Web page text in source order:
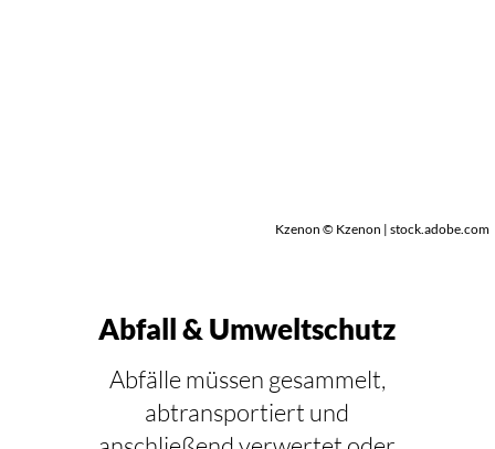
Kzenon © Kzenon | stock.adobe.com
Abfall & Umweltschutz
Abfälle müssen gesammelt,
abtransportiert und